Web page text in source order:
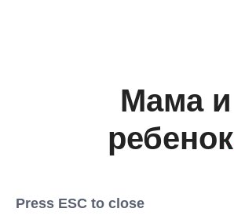
Мама и
ребенок
Press ESC to close